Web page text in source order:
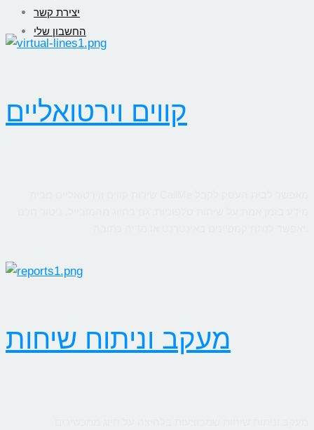
יצירת קשר
החשבון שלי
קווים וירטואליים
מעקב וניתוח שיחות